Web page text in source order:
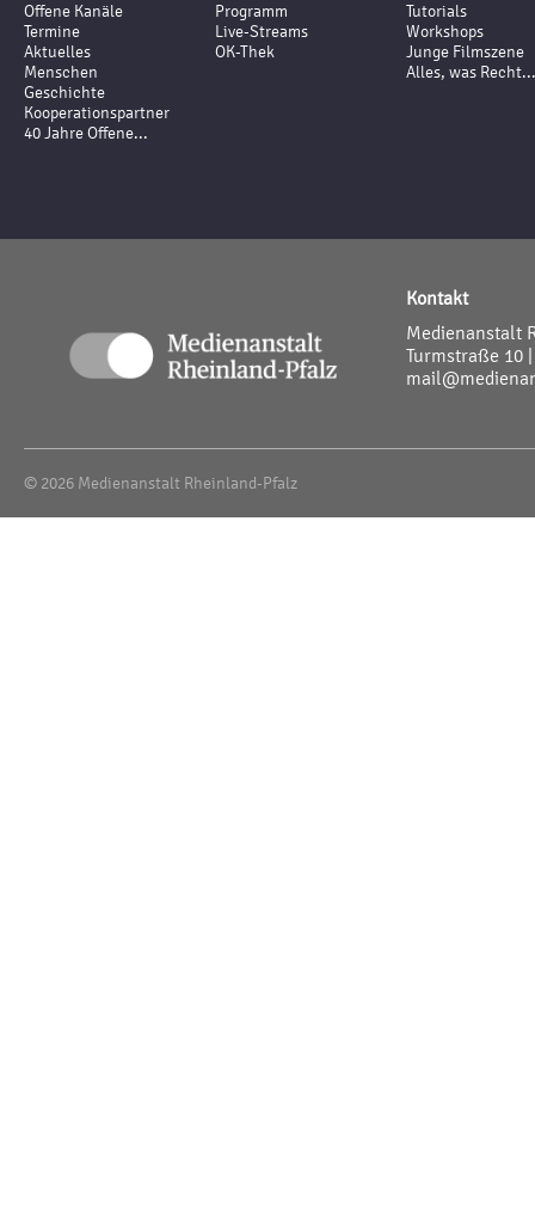
Offene Kanäle
Termine
Aktuelles
Menschen
Geschichte
Kooperationspartner
40 Jahre Offene...
Programm
Live-Streams
OK-Thek
Tutorials
Workshops
Junge Filmszene
Alles, was Recht...
Kontakt
Medienanstalt
Turmstraße 10
© 2026 Medienanstalt Rheinland-Pfalz